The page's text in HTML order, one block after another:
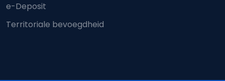
e-Deposit
Territoriale bevoegdheid